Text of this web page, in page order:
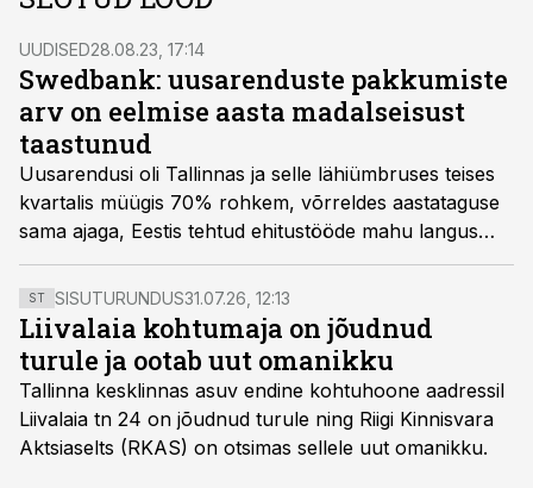
UUDISED28.08.23, 17:14
Swedbank: uusarenduste pakkumiste
arv on eelmise aasta madalseisust
taastunud
Uusarendusi oli Tallinnas ja selle lähiümbruses teises
kvartalis müügis 70% rohkem, võrreldes aastataguse
sama ajaga, Eestis tehtud ehitustööde mahu langus
aga süvenes, kirjutab Swedbanki ökonomist Marianna
Rõbinskaja.
ST SISUTURUNDUS31.07.26, 12:13
Liivalaia kohtumaja on jõudnud
turule ja ootab uut omanikku
Tallinna kesklinnas asuv endine kohtuhoone aadressil
Liivalaia tn 24 on jõudnud turule ning Riigi Kinnisvara
Aktsiaselts (RKAS) on otsimas sellele uut omanikku.